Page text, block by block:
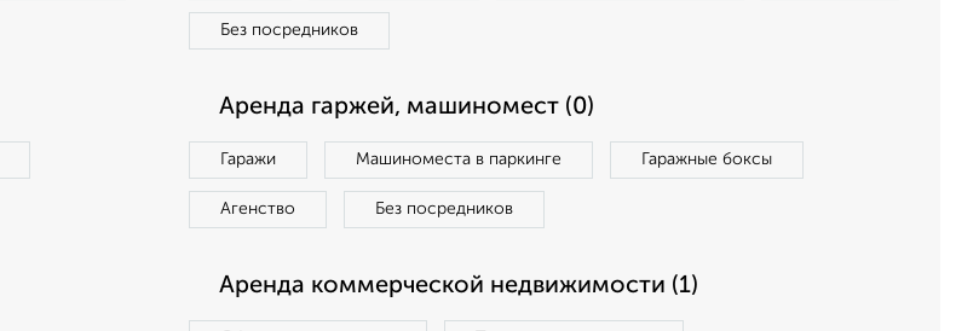
Без посредников
Аренда гаржей, машиномест (0)
Гаражи Машиноместа в паркинге Гаражные боксы
Агенство Без посредников
Аренда коммерческой недвижимости (1)